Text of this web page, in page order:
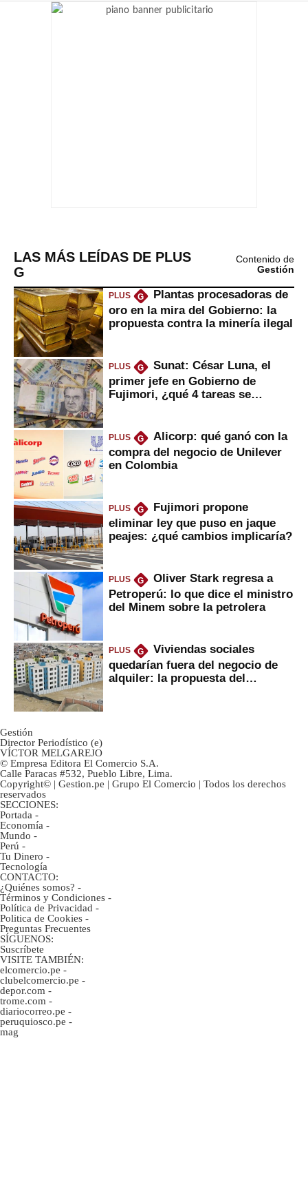
LAS MÁS LEÍDAS DE PLUS
G
Contenido de
Gestión
PLUS G
Plantas procesadoras de
oro en la mira del Gobierno: la
propuesta contra la minería ilegal
PLUS G
Sunat: César Luna, el
primer jefe en Gobierno de
Fujimori, ¿qué 4 tareas se
PLUS G
Alicorp: qué ganó con la
compra del negocio de Unilever
en Colombia
PLUS G
Fujimori propone
eliminar ley que puso en jaque
peajes: ¿qué cambios implicaría?
PLUS G
Oliver Stark regresa a
Petroperú: lo que dice el ministro
del Minem sobre la petrolera
PLUS G
Viviendas sociales
quedarían fuera del negocio de
alquiler: la propuesta del
Gestión
Director Periodístico (e)
VÍCTOR MELGAREJO
© Empresa Editora El Comercio S.A.
Calle Paracas #532, Pueblo Libre, Lima.
Copyright© | Gestion.pe | Grupo El Comercio | Todos los derechos
reservados
SECCIONES:
Portada -
Economía -
Mundo -
Perú -
Tu Dinero -
Tecnología
CONTACTO:
¿Quiénes somos? -
Términos y Condiciones -
Política de Privacidad -
Politica de Cookies -
Preguntas Frecuentes
SÍGUENOS:
Suscríbete
VISITE TAMBIÉN:
elcomercio.pe -
clubelcomercio.pe -
depor.com -
trome.com -
diariocorreo.pe -
peruquiosco.pe -
mag